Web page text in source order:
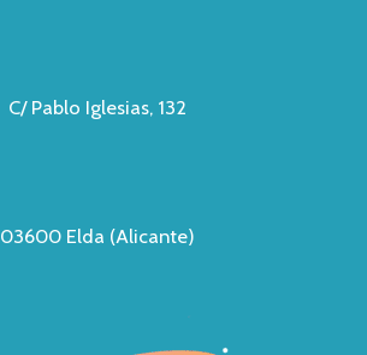
C/ Pablo Iglesias, 132
03600 Elda (Alicante)